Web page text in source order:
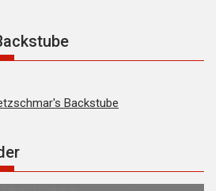
T F Ü H R E R, zuhause in